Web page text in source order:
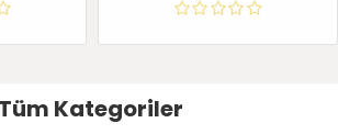
Tüm Kategoriler